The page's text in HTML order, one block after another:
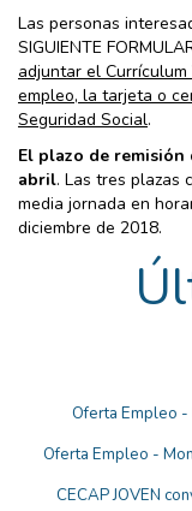
Las personas
SIGUIENTE
adjuntar el
empleo, la tarjeta o
Seguridad Social.
El plazo de
abril. Las tres plazas
media jornada en
diciembre de 2018.
Oferta Empleo
Oferta Empleo -
CECAP JOVEN